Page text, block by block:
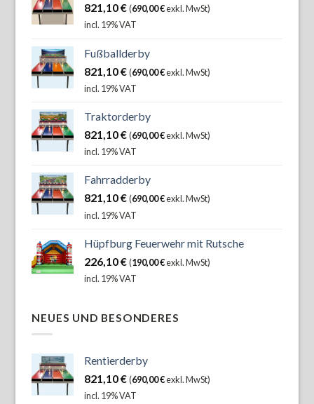
821,10€ (690,00€exkl. MwSt)
incl. 19% VAT
Fußballderby
821,10€ (690,00€exkl. MwSt)
incl. 19% VAT
Traktorderby
821,10€ (690,00€exkl. MwSt)
incl. 19% VAT
Fahrradderby
821,10€ (690,00€exkl. MwSt)
incl. 19% VAT
Hüpfburg Feuerwehr mit Rutsche
226,10€ (190,00€exkl. MwSt)
incl. 19% VAT
NEUES UND BESONDERES
Rentierderby
821,10€ (690,00€exkl. MwSt)
incl. 19% VAT